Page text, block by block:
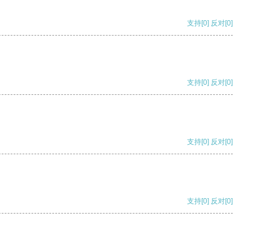
支持[0] 反对[0]
支持[0] 反对[0]
支持[0] 反对[0]
支持[0] 反对[0]